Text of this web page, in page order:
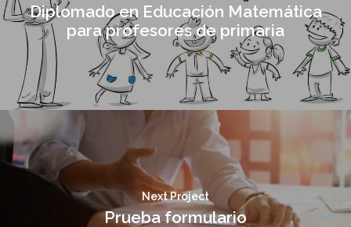
Diplomado en Educación Matemática
para profesores de primaria
Next Project
Prueba formulario